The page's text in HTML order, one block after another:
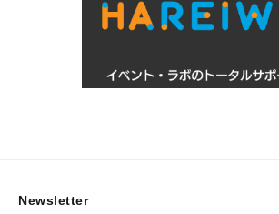
Newsletter